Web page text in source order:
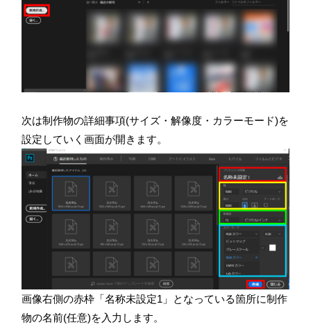
次は制作物の詳細事項(サイズ・解像度・カラーモード)を
設定していく画面が開きます。
画像右側の赤枠「名称未設定1」となっている箇所に制作
物の名前(任意)を入力します。